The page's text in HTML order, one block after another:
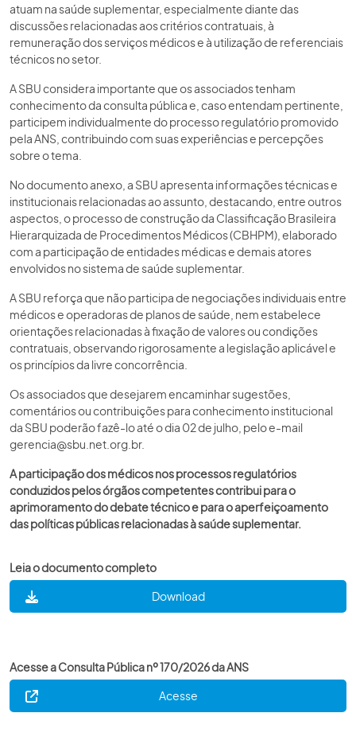
atuam na saúde suplementar, especialmente diante das
discussões relacionadas aos critérios contratuais, à
remuneração dos serviços médicos e à utilização de referenciais
técnicos no setor.
A SBU considera importante que os associados tenham
conhecimento da consulta pública e, caso entendam pertinente,
participem individualmente do processo regulatório promovido
pela ANS, contribuindo com suas experiências e percepções
sobre o tema.
No documento anexo, a SBU apresenta informações técnicas e
institucionais relacionadas ao assunto, destacando, entre outros
aspectos, o processo de construção da Classificação Brasileira
Hierarquizada de Procedimentos Médicos (CBHPM), elaborado
com a participação de entidades médicas e demais atores
envolvidos no sistema de saúde suplementar.
A SBU reforça que não participa de negociações individuais entre
médicos e operadoras de planos de saúde, nem estabelece
orientações relacionadas à fixação de valores ou condições
contratuais, observando rigorosamente a legislação aplicável e
os princípios da livre concorrência.
Os associados que desejarem encaminhar sugestões,
comentários ou contribuições para conhecimento institucional
da SBU poderão fazê-lo até o dia 02 de julho, pelo e-mail
gerencia@sbu.net.org.br.
A participação dos médicos nos processos regulatórios
conduzidos pelos órgãos competentes contribui para o
aprimoramento do debate técnico e para o aperfeiçoamento
das políticas públicas relacionadas à saúde suplementar.
Leia o documento completo
Download
Acesse a Consulta Pública nº 170/2026 da ANS
Acesse